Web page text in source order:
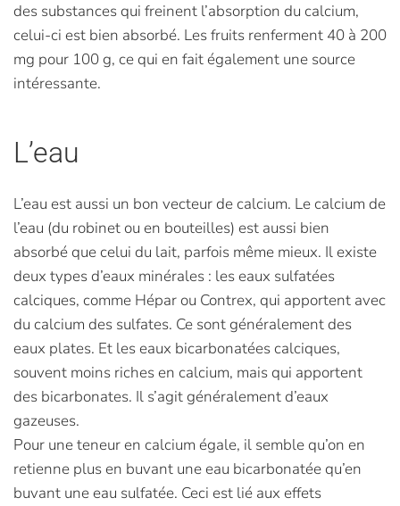
des substances qui freinent l’absorption du calcium,
celui-ci est bien absorbé. Les fruits renferment 40 à 200
mg pour 100 g, ce qui en fait également une source
intéressante.
L’eau
L’eau est aussi un bon vecteur de calcium. Le calcium de
l’eau (du robinet ou en bouteilles) est aussi bien
absorbé que celui du lait, parfois même mieux. Il existe
deux types d’eaux minérales : les eaux sulfatées
calciques, comme Hépar ou Contrex, qui apportent avec
du calcium des sulfates. Ce sont généralement des
eaux plates. Et les eaux bicarbonatées calciques,
souvent moins riches en calcium, mais qui apportent
des bicarbonates. Il s’agit généralement d’eaux
gazeuses.
Pour une teneur en calcium égale, il semble qu’on en
retienne plus en buvant une eau bicarbonatée qu’en
buvant une eau sulfatée. Ceci est lié aux effets